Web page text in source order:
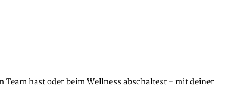
hast oder beim Wellness abschaltest - mit deiner